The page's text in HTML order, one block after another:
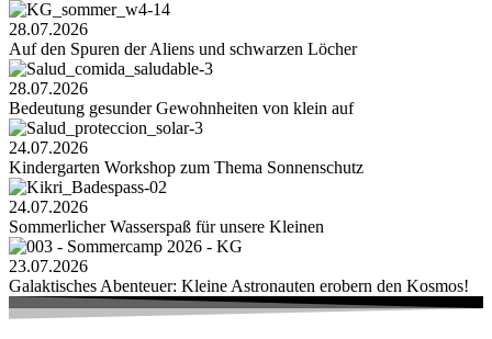
28.07.2026
Auf den Spuren der Aliens und schwarzen Löcher
28.07.2026
Bedeutung gesunder Gewohnheiten von klein auf
24.07.2026
Kindergarten Workshop zum Thema Sonnenschutz
24.07.2026
Sommerlicher Wasserspaß für unsere Kleinen
23.07.2026
Galaktisches Abenteuer: Kleine Astronauten erobern den Kosmos!